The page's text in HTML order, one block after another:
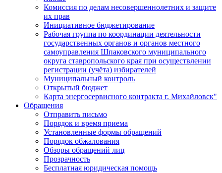
Комиссия по делам несовершеннолетних и защите
их прав
Инициативное бюджетирование
Рабочая группа по координации деятельности
государственных органов и органов местного
самоуправления Шпаковского муниципального
округа ставропольского края при осуществлении
регистрации (учёта) избирателей
Муниципальный контроль
Открытый бюджет
Карта энергосервисного контракта г. Михайловск"
Обращения
Отправить письмо
Порядок и время приема
Установленные формы обращений
Порядок обжалования
Обзоры обращений лиц
Прозрачность
Бесплатная юридическая помощь